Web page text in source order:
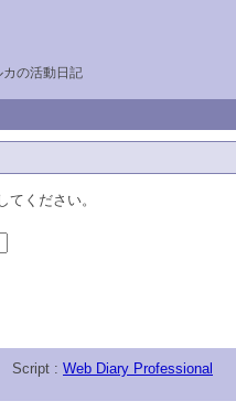
の活動日記
ください。
Script : Web Diary Professional